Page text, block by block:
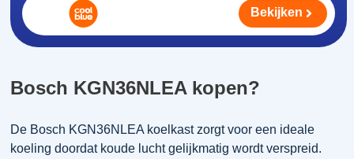
Bosch KGN36NLEA kopen?
De Bosch KGN36NLEA koelkast zorgt voor een ideale
koeling doordat koude lucht gelijkmatig wordt verspreid.
Bekijken